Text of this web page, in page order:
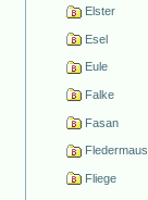
Elster
Esel
Eule
Falke
Fasan
Fledermaus
Fliege